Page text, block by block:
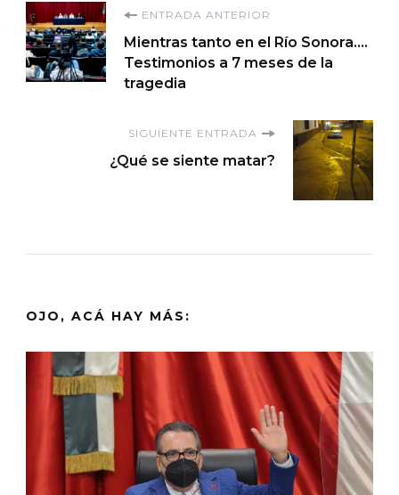
Navegación
de
ENTRADA ANTERIOR
Mientras tanto en el Río Sonora….
Testimonios a 7 meses de la
tragedia
SIGUIENTE ENTRADA
¿Qué se siente matar?
OJO, ACÁ HAY MÁS: